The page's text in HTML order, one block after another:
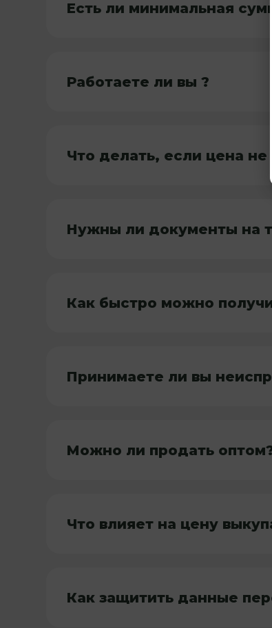
Есть ли минимальная
Работаете ли вы ?
Что делать, если цена не
Нужны ли документы на
Как быстро можно
Принимаете ли вы
Можно ли продать
Что влияет на цену
Как защитить данные